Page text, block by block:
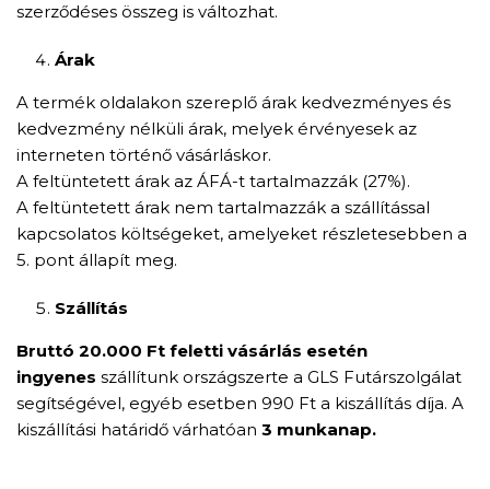
szerződéses összeg is változhat.
Árak
A termék oldalakon szereplő árak kedvezményes és
kedvezmény nélküli árak, melyek érvényesek az
interneten történő vásárláskor.
A feltüntetett árak az ÁFÁ-t tartalmazzák (27%).
A feltüntetett árak nem tartalmazzák a szállítással
kapcsolatos költségeket, amelyeket részletesebben a
5. pont állapít meg.
Szállítás
Bruttó 20.000 Ft feletti vásárlás esetén
ingyenes szállítunk országszerte a GLS Futárszolgálat
segítségével, egyéb esetben 990 Ft a kiszállítás díja. A
kiszállítási határidő várhatóan 3 munkanap.